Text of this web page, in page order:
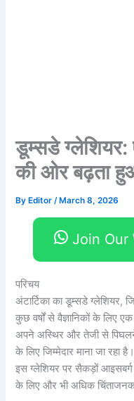
डूम्सडे
की ओर बढ़ता
By Editor/ March 8, 2026
Join Our
परिचय
अंटार्टिका का डूम्सडे ग्लेशियर,
कुछ वर्षों से वैज्ञानिकों के लिए
अपने अस्थिर और तेजी से
के लिए जिम्मेदार माना जा रहा
इस ग्लेशियर पर सैकड़ों आइसबर्ग
के लिए और भी अधिक चिंताजनक